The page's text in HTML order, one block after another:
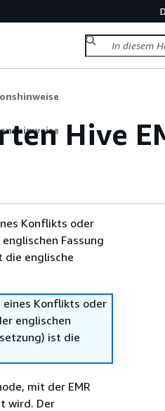
Hive
Konflikts oder
Fassung
die englische
eines Konflikts oder
englischen
ist die
mit der EMR
wird. Der